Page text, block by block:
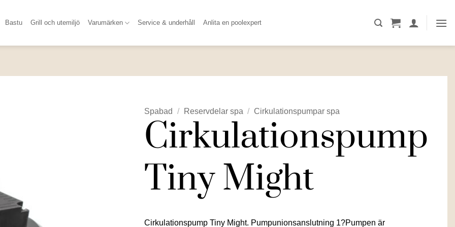
Bastu Grill och utemiljö Varumärken Service & underhåll Anlita en poolexpert
Spabad / Reservdelar spa / Cirkulationspumpar spa
Cirkulationspump
Tiny Might
Cirkulationspump Tiny Might. Pumpunionsanslutning 1?Pumpen är